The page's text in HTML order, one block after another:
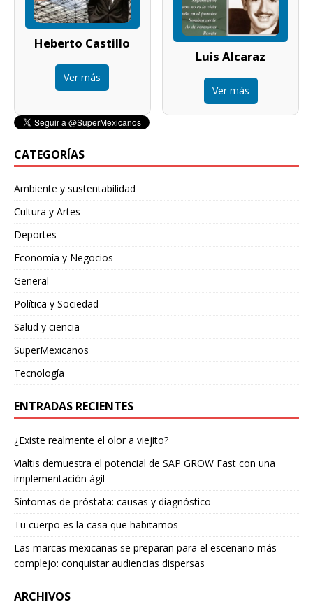
Heberto Castillo
Ver más
Luis Alcaraz
Ver más
CATEGORÍAS
Ambiente y sustentabilidad
Cultura y Artes
Deportes
Economía y Negocios
General
Política y Sociedad
Salud y ciencia
SuperMexicanos
Tecnología
ENTRADAS RECIENTES
¿Existe realmente el olor a viejito?
Vialtis demuestra el potencial de SAP GROW Fast con una
implementación ágil
Síntomas de próstata: causas y diagnóstico
Tu cuerpo es la casa que habitamos
Las marcas mexicanas se preparan para el escenario más
complejo: conquistar audiencias dispersas
ARCHIVOS